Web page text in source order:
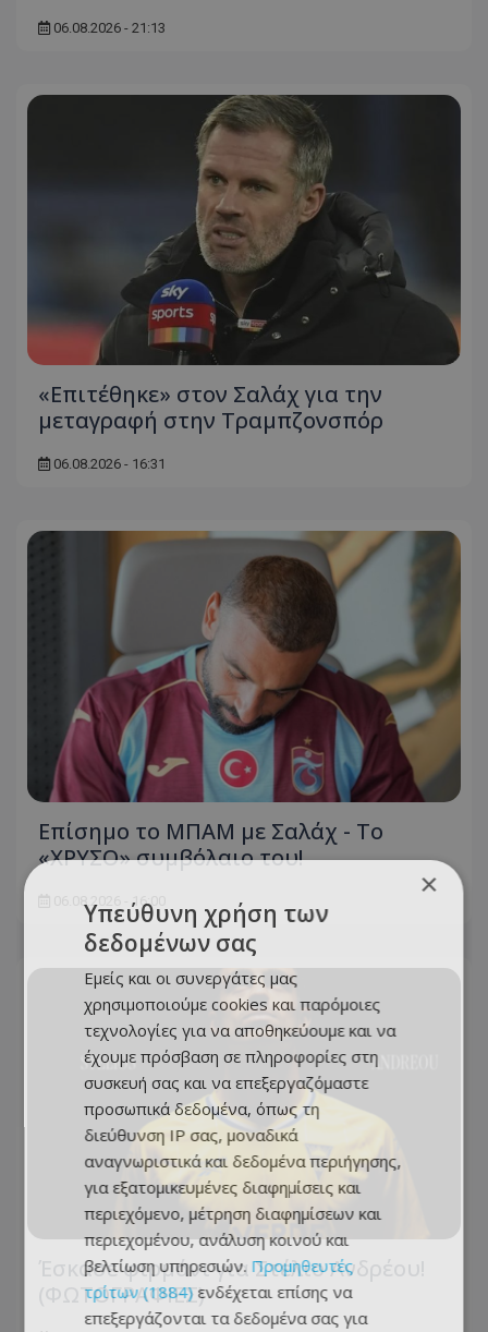
06.08.2026 - 21:13
«Επιτέθηκε» στον Σαλάχ για την
μεταγραφή στην Τραμπζονσπόρ
06.08.2026 - 16:31
Επίσημο το ΜΠΑΜ με Σαλάχ - Το
«ΧΡΥΣΟ» συμβόλαιο του!
06.08.2026 - 16:00
Έσκασε φιρμάνι για Στέλιο Ανδρέου!
(ΦΩΤΟΓΡΑΦΙΕΣ)
×
Υπεύθυνη χρήση των
δεδομένων σας
Εμείς και οι συνεργάτες μας
χρησιμοποιούμε cookies και παρόμοιες
τεχνολογίες για να αποθηκεύουμε και να
έχουμε πρόσβαση σε πληροφορίες στη
συσκευή σας και να επεξεργαζόμαστε
προσωπικά δεδομένα, όπως τη
διεύθυνση IP σας, μοναδικά
αναγνωριστικά και δεδομένα περιήγησης,
για εξατομικευμένες διαφημίσεις και
περιεχόμενο, μέτρηση διαφημίσεων και
περιεχομένου, ανάλυση κοινού και
βελτίωση υπηρεσιών. Προμηθευτές
τρίτων (1884) ενδέχεται επίσης να
επεξεργάζονται τα δεδομένα σας για